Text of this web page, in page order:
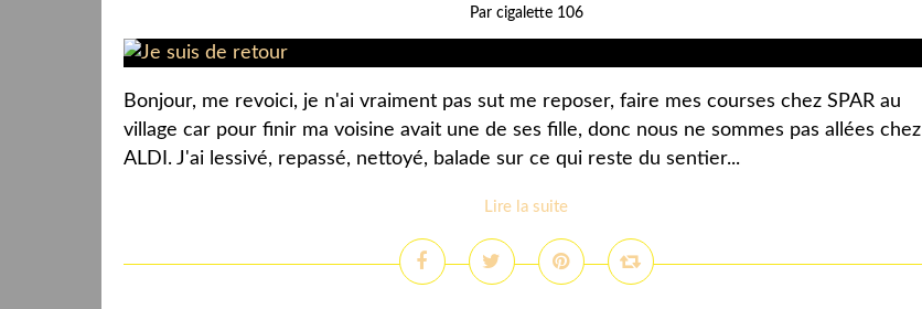
Par cigalette 106
Bonjour, me revoici, je n'ai vraiment pas sut me reposer, faire mes courses chez SPAR au
village car pour finir ma voisine avait une de ses fille, donc nous ne sommes pas allées chez
ALDI. J'ai lessivé, repassé, nettoyé, balade sur ce qui reste du sentier...
Lire la suite